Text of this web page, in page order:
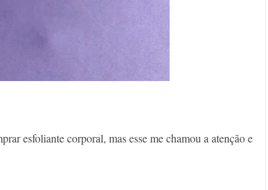
esfoliante corporal, mas esse me chamou a atenção e